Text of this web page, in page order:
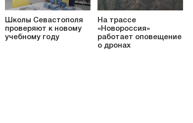
Школы Севастополя
проверяют к новому
учебному году
На трассе
«Новороссия»
работает оповещение
о дронах